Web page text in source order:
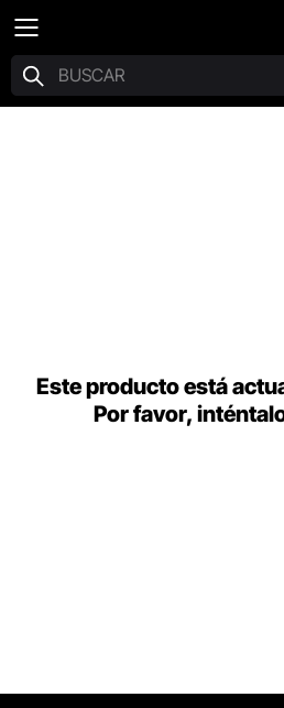
Este producto está
Por favor,